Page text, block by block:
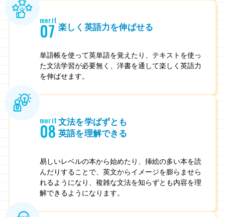
merit
07 楽しく英語力を伸ばせる
単語帳を使って英単語を覚えたり、テキストを使っ
た文法学習が必要無く、洋書を通して楽しく英語力
を伸ばせます。
merit
08 文法を学ばずとも
英語を理解できる
易しいレベルの本から始めたり、挿絵の多い本を読
んだりすることで、英文からイメージを膨らませら
れるようになり、複雑な文法を知らずとも内容を理
解できるようになります。